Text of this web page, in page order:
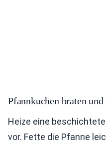
Pfannkuchen braten
Heize eine
vor. Fette die Pfanne